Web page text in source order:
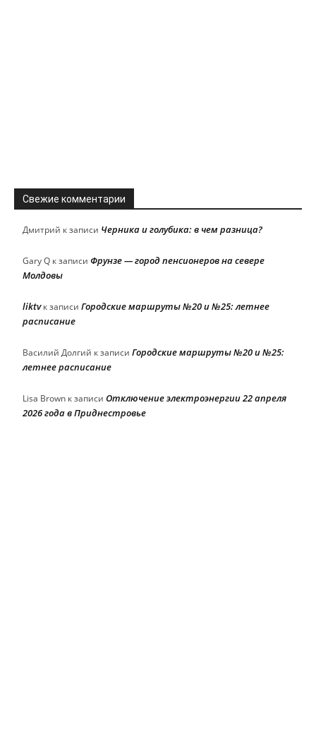
Свежие комментарии
Дмитрий к записи Черника и голубика: в чем разница?
Gary Q к записи Фрунзе — город пенсионеров на севере
Молдовы
liktvк записи Городские маршруты №20 и №25: летнее
расписание
Василий Долгий к записи Городские маршруты №20 и №25:
летнее расписание
Lisa Brown к записи Отключение электроэнергии 22 апреля
2026 года в Приднестровье